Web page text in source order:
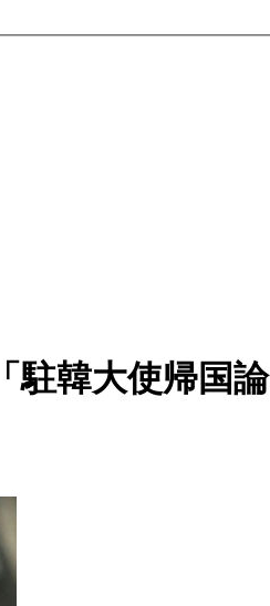
駐韓大使帰国